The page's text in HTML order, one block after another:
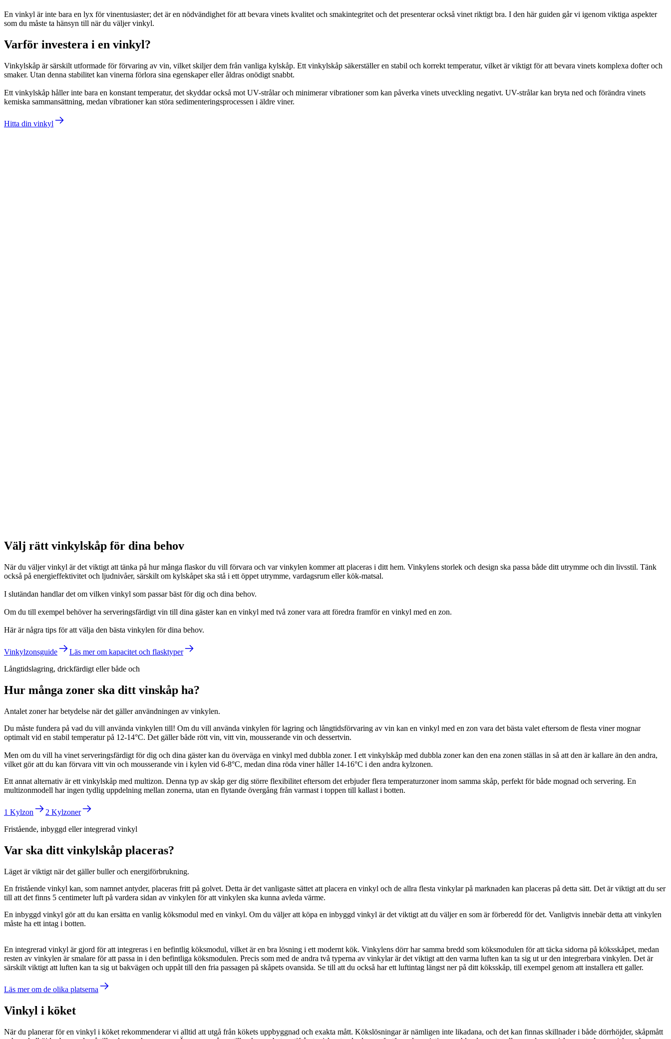
En vinkyl är inte bara en lyx för vinentusiaster; det är en nödvändighet för att bevara vinets kvalitet och smakintegritet och det presenterar också vinet riktigt bra. I den här guiden går vi igenom viktiga aspekter
som du måste ta hänsyn till när du väljer vinkyl.
Varför investera i en vinkyl?
Vinkylskåp är särskilt utformade för förvaring av vin, vilket skiljer dem från vanliga kylskåp. Ett vinkylskåp säkerställer en stabil och korrekt temperatur, vilket är viktigt för att bevara vinets komplexa dofter och
smaker. Utan denna stabilitet kan vinerna förlora sina egenskaper eller åldras onödigt snabbt.
Ett vinkylskåp håller inte bara en konstant temperatur, det skyddar också mot UV-strålar och minimerar vibrationer som kan påverka vinets utveckling negativt. UV-strålar kan bryta ned och förändra vinets
kemiska sammansättning, medan vibrationer kan störa sedimenteringsprocessen i äldre viner.
Hitta din vinkyl
Välj rätt vinkylskåp för dina behov
När du väljer vinkyl är det viktigt att tänka på hur många flaskor du vill förvara och var vinkylen kommer att placeras i ditt hem. Vinkylens storlek och design ska passa både ditt utrymme och din livsstil. Tänk
också på energieffektivitet och ljudnivåer, särskilt om kylskåpet ska stå i ett öppet utrymme, vardagsrum eller kök-matsal.
I slutändan handlar det om vilken vinkyl som passar bäst för dig och dina behov.
Om du till exempel behöver ha serveringsfärdigt vin till dina gäster kan en vinkyl med två zoner vara att föredra framför en vinkyl med en zon.
Här är några tips för att välja den bästa vinkylen för dina behov.
Vinkylzonsguide
Läs mer om kapacitet och flasktyper
Långtidslagring, drickfärdigt eller både och
Hur många zoner ska ditt vinskåp ha?
Antalet zoner har betydelse när det gäller användningen av vinkylen.
Du måste fundera på vad du vill använda vinkylen till! Om du vill använda vinkylen för lagring och långtidsförvaring av vin kan en vinkyl med en zon vara det bästa valet eftersom de flesta viner mognar
optimalt vid en stabil temperatur på 12-14°C. Det gäller både rött vin, vitt vin, mousserande vin och dessertvin.
Men om du vill ha vinet serveringsfärdigt för dig och dina gäster kan du överväga en vinkyl med dubbla zoner. I ett vinkylskåp med dubbla zoner kan den ena zonen ställas in så att den är kallare än den andra,
vilket gör att du kan förvara vitt vin och mousserande vin i kylen vid 6-8°C, medan dina röda viner håller 14-16°C i den andra kylzonen.
Ett annat alternativ är ett vinkylskåp med multizon. Denna typ av skåp ger dig större flexibilitet eftersom det erbjuder flera temperaturzoner inom samma skåp, perfekt för både mognad och servering. En
multizonmodell har ingen tydlig uppdelning mellan zonerna, utan en flytande övergång från varmast i toppen till kallast i botten.
1 Kylzon
2 Kylzoner
Fristående, inbyggd eller integrerad vinkyl
Var ska ditt vinkylskåp placeras?
Läget är viktigt när det gäller buller och energiförbrukning.
En fristående vinkyl kan, som namnet antyder, placeras fritt på golvet. Detta är det vanligaste sättet att placera en vinkyl och de allra flesta vinkylar på marknaden kan placeras på detta sätt. Det är viktigt att du ser
till att det finns 5 centimeter luft på vardera sidan av vinkylen för att vinkylen ska kunna avleda värme.
En inbyggd vinkyl gör att du kan ersätta en vanlig köksmodul med en vinkyl. Om du väljer att köpa en inbyggd vinkyl är det viktigt att du väljer en som är förberedd för det. Vanligtvis innebär detta att vinkylen
måste ha ett intag i botten.
En integrerad vinkyl är gjord för att integreras i en befintlig köksmodul, vilket är en bra lösning i ett modernt kök. Vinkylens dörr har samma bredd som köksmodulen för att täcka sidorna på köksskåpet, medan
resten av vinkylen är smalare för att passa in i den befintliga köksmodulen. Precis som med de andra två typerna av vinkylar är det viktigt att den varma luften kan ta sig ut ur den integrerbara vinkylen. Det är
särskilt viktigt att luften kan ta sig ut bakvägen och uppåt till den fria passagen på skåpets ovansida. Se till att du också har ett luftintag längst ner på ditt köksskåp, till exempel genom att installera ett galler.
Läs mer om de olika platserna
Vinkyl i köket
När du planerar för en vinkyl i köket rekommenderar vi alltid att utgå från kökets uppbyggnad och exakta mått. Kökslösningar är nämligen inte likadana, och det kan finnas skillnader i både dörrhöjder, skåpmått